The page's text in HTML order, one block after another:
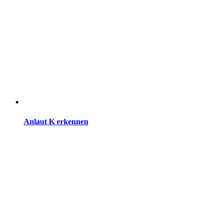
Anlaut K erkennen